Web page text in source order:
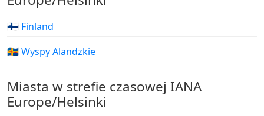
🇫🇮 Finland
🇦🇽 Wyspy Alandzkie
Miasta w strefie czasowej IANA
Europe/Helsinki